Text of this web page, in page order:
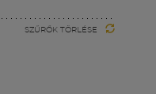
SZŰRŐK TÖRLÉSE